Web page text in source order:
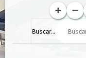
Buscar...